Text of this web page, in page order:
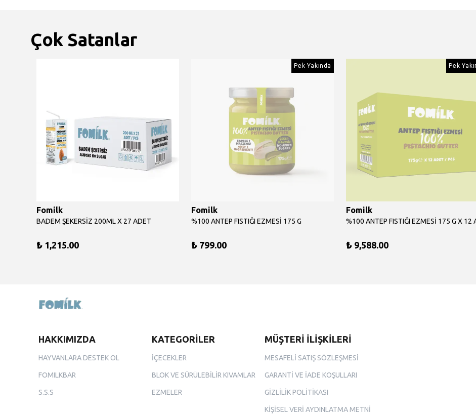
Çok Satanlar
Fomilk
BADEM ŞEKERSİZ 200ML X 27 ADET
₺ 1,215.00
Pek Yakında
Fomilk
%100 ANTEP FISTIĞI EZMESİ 175 G
₺ 799.00
Pek
Fomilk
₺ 9,588.00
HAKKIMIZDA
HAYVANLARA DESTEK OL
FOMILKBAR
S.S.S
KATEGORİLER
İÇECEKLER
BLOK VE SÜRÜLEBİLİR KIVAMLAR
EZMELER
MÜŞTERİ İLİŞKİLERİ
MESAFELİ SATIŞ SÖZLEŞMESİ
GARANTİ VE İADE KOŞULLARI
GİZLİLİK POLİTİKASI
KİŞİSEL VERİ AYDINLATMA METNİ